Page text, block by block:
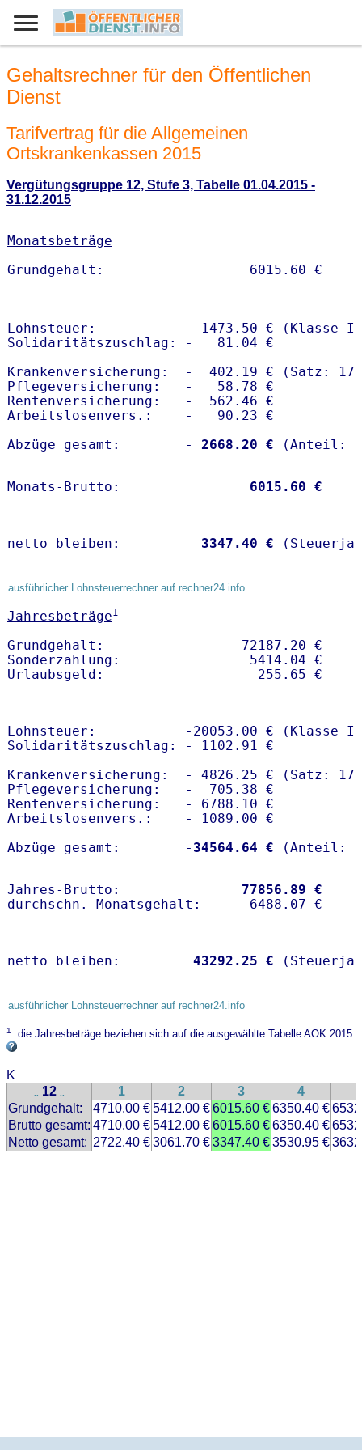
Gehaltsrechner für den Öffentlichen
Dienst
Tarifvertrag für die Allgemeinen
Ortskrankenkassen 2015
Vergütungsgruppe 12, Stufe 3, Tabelle 01.04.2015 -
31.12.2015
Monatsbeträge
Lohnsteuer:           - 1473.50 € (Klasse I)
Solidaritätszuschlag: -   81.04 €
Krankenversicherung:  -  402.19 € (Satz:
Pflegeversicherung:   -   58.78 €
Rentenversicherung:   -  562.46 €
Arbeitslosenvers.:    -   90.23 €
Abzüge gesamt:        -
2668.20 €
Monats-Brutto: 6015.60 €
netto bleiben: 3347.40 €
ausführlicher Lohnsteuerrechner auf rechner24.info
Jahresbeträge1
Grundgehalt:                 72187.20 €
Sonderzahlung:                5414.04 €
Lohnsteuer:           -20053.00 € (Klasse I)
Solidaritätszuschlag: - 1102.91 €
Krankenversicherung:  - 4826.25 € (Satz:
Pflegeversicherung:   -  705.38 €
Rentenversicherung:   - 6788.10 €
Arbeitslosenvers.:    - 1089.00 €
Abzüge gesamt:        - 34564.64 €
Jahres-Brutto: 77856.89 €
netto bleiben: 43292.25 €
ausführlicher Lohnsteuerrechner auf rechner24.info
1: die Jahresbeträge beziehen sich auf die ausgewählte Tabelle AOK 2015
K
.. 12 .. 1 2 3 4
Grundgehalt:
4710.00 €5412.00 €6015.60 €6350.40 €
Brutto gesamt: 4710.00 €5412.00 €6015.60 €6350.40 €
Netto gesamt: 2722.40 €3061.70 €3347.40 €3530.95 €